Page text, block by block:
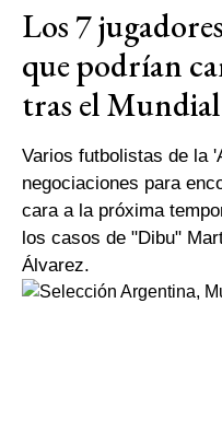
Los 7
que podrían
tras el Mundial
Varios futbolistas de la
negociaciones para
cara a la próxima
los casos de "Dibu"
Álvarez.